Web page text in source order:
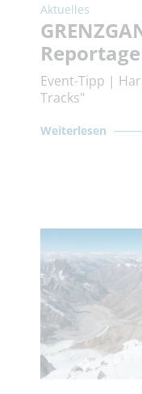
Aktuelles
Reportage
Event-Tipp |
Tracks"
Weiterlesen